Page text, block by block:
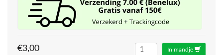
€3,00 In mandje